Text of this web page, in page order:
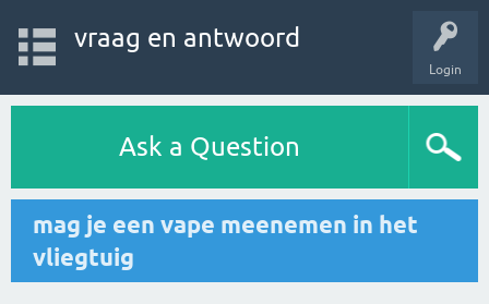
Login
vraag en antwoord
Ask a Question
mag je een vape meenemen in het
vliegtuig